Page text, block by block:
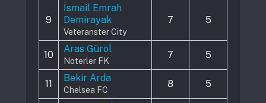
9
İsmail Emrah
Demirayak
Veteranster City
7 5
10
Aras Gürol
Noterler FK
7 5
11
Bekir Arda
Chelsea FC
8 5